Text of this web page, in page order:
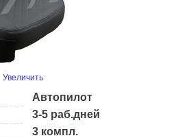
Увеличить
Автопилот
3-5 раб.дней
3 компл.